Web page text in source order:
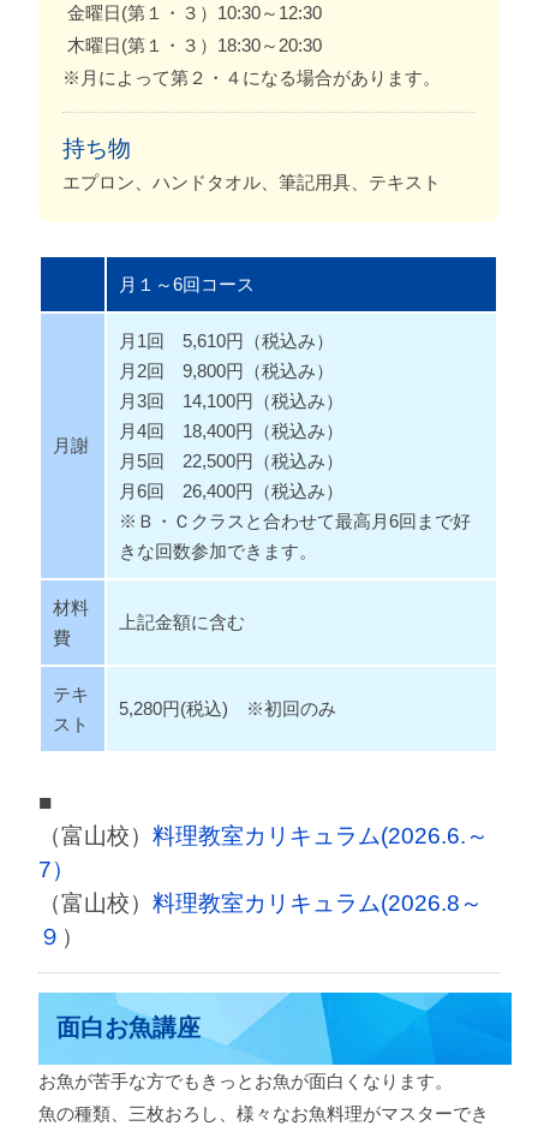
金曜日(第１・３）10:30～12:30
木曜日(第１・３）18:30～20:30
※月によって第２・４になる場合があります。
持ち物
エプロン、ハンドタオル、筆記用具、テキスト
月１～6回コース
月謝
月1回 5,610円（税込み）
月2回 9,800円（税込み）
月3回 14,100円（税込み）
月4回 18,400円（税込み）
月5回 22,500円（税込み）
月6回 26,400円（税込み）
※Ｂ・Ｃクラスと合わせて最高月6回まで好
きな回数参加できます。
材料
費
上記金額に含む
テキ
スト
5,280円(税込) ※初回のみ
■
（富山校）料理教室カリキュラム(2026.6.～
7）
（富山校）料理教室カリキュラム(2026.8～
９ ）
面白お魚講座
お魚が苦手な方でもきっとお魚が面白くなります。
魚の種類、三枚おろし、様々なお魚料理がマスターでき